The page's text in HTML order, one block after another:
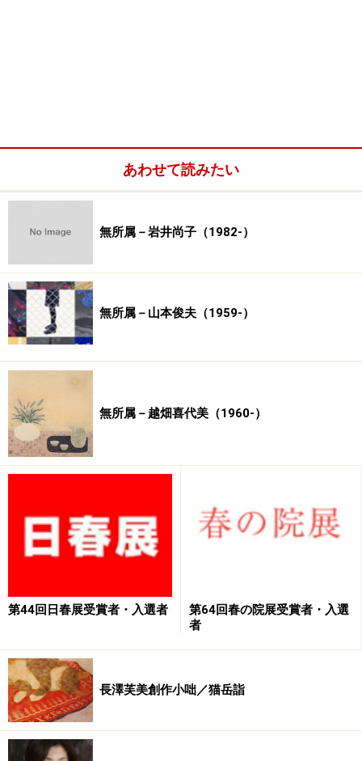
※記事内容は執筆時点のものです。最新の内容をご確認くださ
あわせて読みたい
無所属－岩井尚子（1982-）
無所属－山本俊夫（1959-）
無所属－越畑喜代美（1960-）
第44回日春展受賞者・入選者
第64回春の院展受賞者・入選
者
長澤芙美創作小咄／猫岳詣